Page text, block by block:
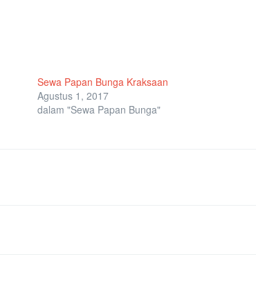
Sewa Papan Bunga Kraksaan
Agustus 1, 2017
dalam "Sewa Papan Bunga"